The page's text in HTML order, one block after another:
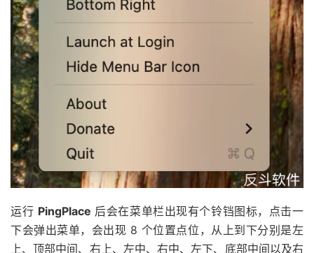
运行 PingPlace 后会在菜单栏出现有个铃铛图标，点击一
下会弹出菜单，会出现 8 个位置点位，从上到下分别是左
上、顶部中间、右上、左中、右中、左下、底部中间以及右